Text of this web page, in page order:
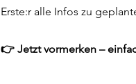
Erste:r alle Infos zu
👉 Jetzt vormerken –